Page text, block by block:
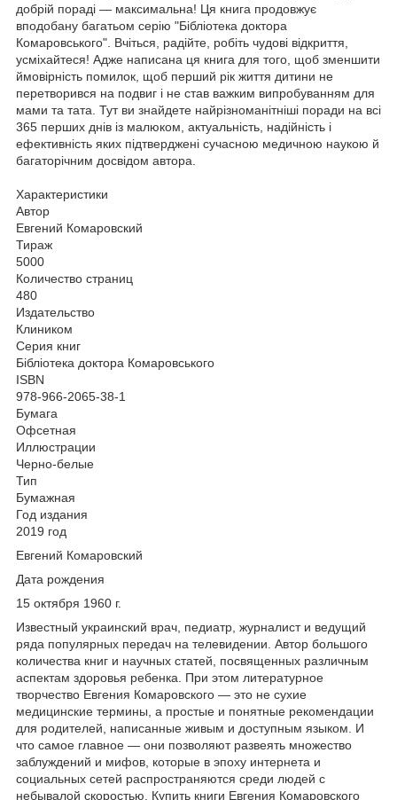
добрій пораді — максимальна! Ця книга продовжує
вподобану багатьом серію "Бібліотека доктора
Комаровського". Вчіться, радійте, робіть чудові відкриття,
усміхайтеся! Адже написана ця книга для того, щоб зменшити
ймовірність помилок, щоб перший рік життя дитини не
перетворився на подвиг і не став важким випробуванням для
мами та тата. Тут ви знайдете найрізноманітніші поради на всі
365 перших днів із малюком, актуальність, надійність і
ефективність яких підтверджені сучасною медичною наукою й
багаторічним досвідом автора.
Характеристики
Автор
Евгений Комаровский
Тираж
5000
Количество страниц
480
Издательство
Клиником
Серия книг
Бібліотека доктора Комаровського
ISBN
978-966-2065-38-1
Бумага
Офсетная
Иллюстрации
Черно-белые
Тип
Бумажная
Год издания
2019 год
Евгений Комаровский
Дата рождения
15 октября 1960 г.
Известный украинский врач, педиатр, журналист и ведущий
ряда популярных передач на телевидении. Автор большого
количества книг и научных статей, посвященных различным
аспектам здоровья ребенка. При этом литературное
творчество Евгения Комаровского — это не сухие
медицинские термины, а простые и понятные рекомендации
для родителей, написанные живым и доступным языком. И
что самое главное — они позволяют развеять множество
заблуждений и мифов, которые в эпоху интернета и
социальных сетей распространяются среди людей с
небывалой скоростью. Купить книги Евгения Комаровского